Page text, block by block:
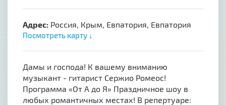
Адрес: Россия, Крым, Евпатория, Евпатория
Посмотреть карту ↓
Дамы и господа! К вашему вниманию
музыкант - гитарист Сержио Ромеос!
Программа «От А до Я» Праздничное шоу в
любых романтичных местах! В репертуаре: